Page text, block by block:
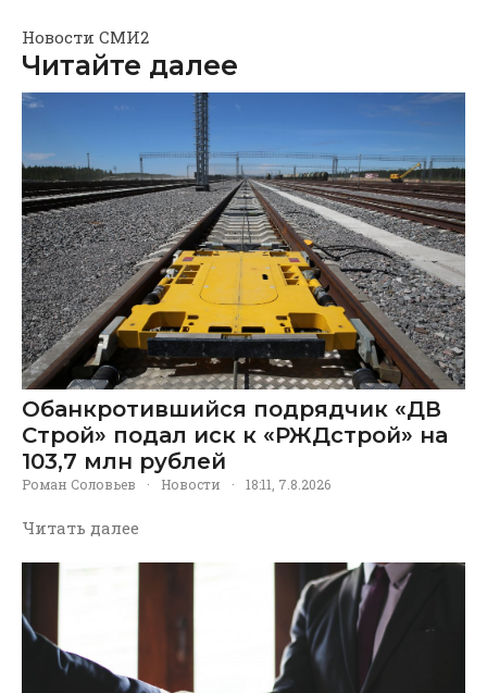
Новости СМИ2
Читайте далее
Обанкротившийся подрядчик «ДВ
Строй» подал иск к «РЖДстрой» на
103,7 млн рублей
Роман Соловьев · Новости · 18:11, 7.8.2026
Читать далее